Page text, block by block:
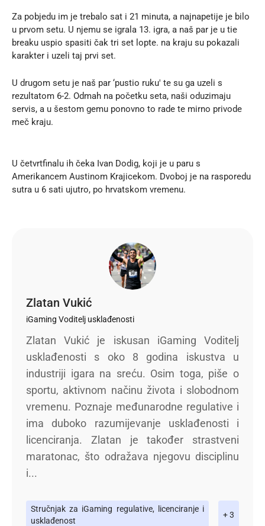
Za pobjedu im je trebalo sat i 21 minuta, a najnapetije je bilo
u prvom setu. U njemu se igrala 13. igra, a naš par je u tie
breaku uspio spasiti čak tri set lopte. na kraju su pokazali
karakter i uzeli taj prvi set.
U drugom setu je naš par ‘pustio ruku' te su ga uzeli s
rezultatom 6-2. Odmah na početku seta, naši oduzimaju
servis, a u šestom gemu ponovno to rade te mirno privode
meč kraju.
U četvrtfinalu ih čeka Ivan Dodig, koji je u paru s
Amerikancem Austinom Krajicekom. Dvoboj je na rasporedu
sutra u 6 sati ujutro, po hrvatskom vremenu.
Zlatan Vukić
iGaming Voditelj usklađenosti
Zlatan Vukić je iskusan iGaming Voditelj
usklađenosti s oko 8 godina iskustva u
industriji igara na sreću. Osim toga, piše o
sportu, aktivnom načinu života i slobodnom
vremenu. Poznaje međunarodne regulative i
ima duboko razumijevanje usklađenosti i
licenciranja. Zlatan je također strastveni
maratonac, što odražava njegovu disciplinu
i...
Stručnjak za iGaming regulative, licenciranje i
usklađenost
+ 3